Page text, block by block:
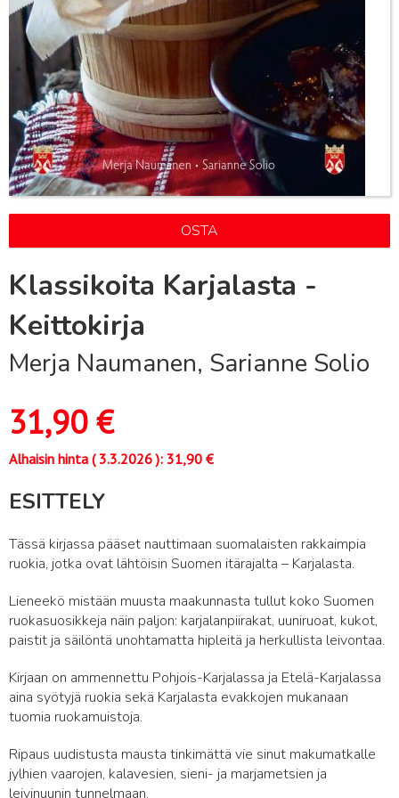
OSTA
Klassikoita Karjalasta -
Keittokirja
Merja Naumanen, Sarianne Solio
31,90€
Alhaisin hinta (3.3.2026): 31,90 €
ESITTELY
Tässä kirjassa pääset nauttimaan suomalaisten rakkaimpia
ruokia, jotka ovat lähtöisin Suomen itärajalta – Karjalasta.
Lieneekö mistään muusta maakunnasta tullut koko Suomen
ruokasuosikkeja näin paljon: karjalanpiirakat, uuniruoat, kukot,
paistit ja säilöntä unohtamatta hipleitä ja herkullista leivontaa.
Kirjaan on ammennettu Pohjois-Karjalassa ja Etelä-Karjalassa
aina syötyjä ruokia sekä Karjalasta evakkojen mukanaan
tuomia ruokamuistoja.
Ripaus uudistusta mausta tinkimättä vie sinut makumatkalle
jylhien vaarojen, kalavesien, sieni- ja marjametsien ja
leivinuunin tunnelmaan.